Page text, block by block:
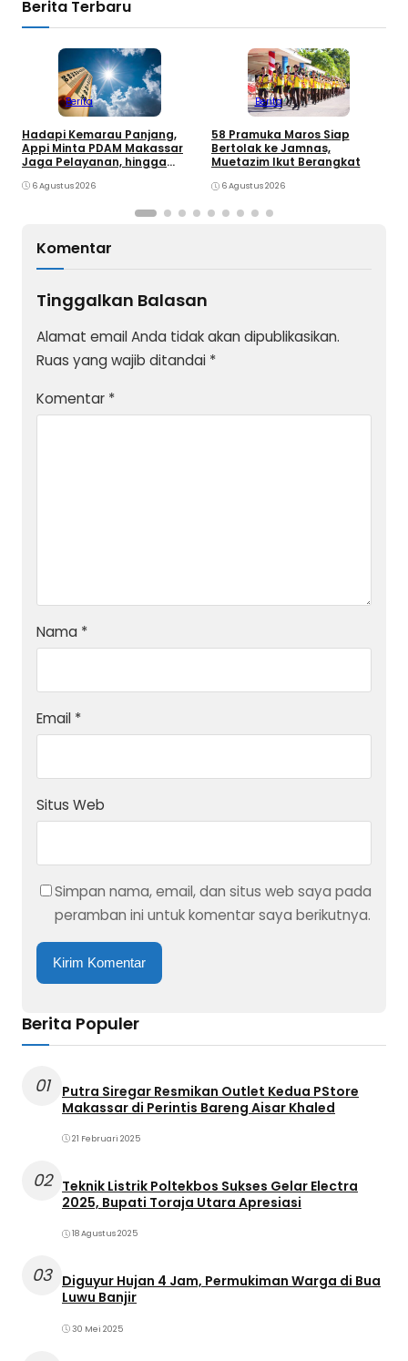
Berita Terbaru
Berita
Hadapi Kemarau Panjang,
Appi Minta PDAM Makassar
Jaga Pelayanan, hingga
6 Agustus 2026
Berita
58 Pramuka Maros Siap
Bertolak ke Jamnas,
Muetazim Ikut Berangkat
6 Agustus 2026
Komentar
Tinggalkan Balasan
Alamat email Anda tidak akan dipublikasikan.
Ruas yang wajib ditandai *
Komentar *
Nama *
Email *
Situs Web
Simpan nama, email, dan situs web saya pada
peramban ini untuk komentar saya berikutnya.
Berita Populer
01
Putra Siregar Resmikan Outlet Kedua PStore
Makassar di Perintis Bareng Aisar Khaled
21 Februari 2025
02
Teknik Listrik Poltekbos Sukses Gelar Electra
2025, Bupati Toraja Utara Apresiasi
18 Agustus 2025
03 Diguyur Hujan 4 Jam, Permukiman Warga di Bua
Luwu Banjir
30 Mei 2025